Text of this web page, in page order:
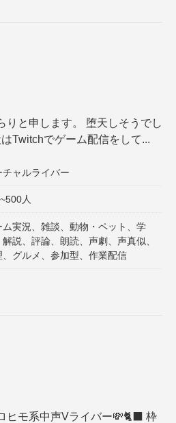
りと申します。 堕天しそうでし
Twitchでゲーム配信をして...
チャルライバー
人
ム実況、雑談、動物・ペット、学
解説、評論、朗読、声劇、声真似、
、グルメ、参加型、作業配信
ヒモ系中声Vライバー💸🐈‍⬛ 枠